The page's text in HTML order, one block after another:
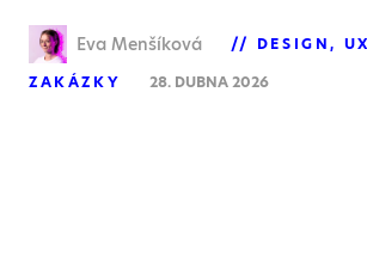
Eva Menšíková DESIGN
UX
ZAKÁZKY
28. DUBNA 2026